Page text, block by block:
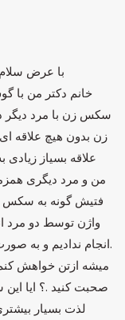
با عرض
خانم دکتر من با
سکس زن با مرد دیگر
زن بدون هیچ علاقه
من و مرد دیگری
فتیش گونه به سکس
واژن توسط دو مرد
انجام ندادیم و به صورت فانتزی در موردش با هم دیگه صحبت کردیم.
میشه ازتن خواهش
صحبت کنید .؟ ایا
لذت بسیار